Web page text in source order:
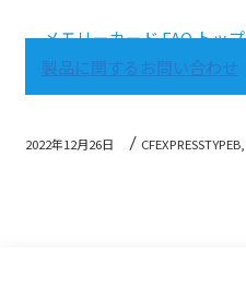
メモリーカード FAQ トップ
製品に関するお問い合わせ
2022年12月26日 CFEXPRESSTYPEB,